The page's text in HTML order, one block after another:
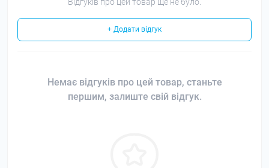
+ Додати відгук
Немає відгуків про цей товар, станьте
першим, залиште свій відгук.